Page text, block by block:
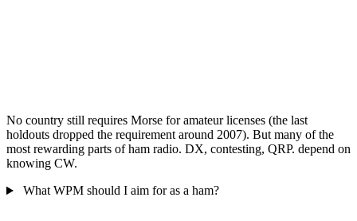
No country still requires Morse for amateur licenses (the last
holdouts dropped the requirement around 2007). But many of the
most rewarding parts of ham radio. DX, contesting, QRP. depend on
knowing CW.
What WPM should I aim for as a ham?